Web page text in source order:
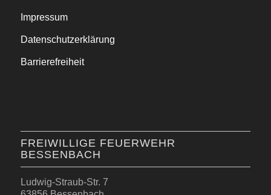
Impressum
Datenschutzerklärung
Barrierefreiheit
FREIWILLIGE FEUERWEHR
BESSENBACH
Ludwig-Straub-Str. 7